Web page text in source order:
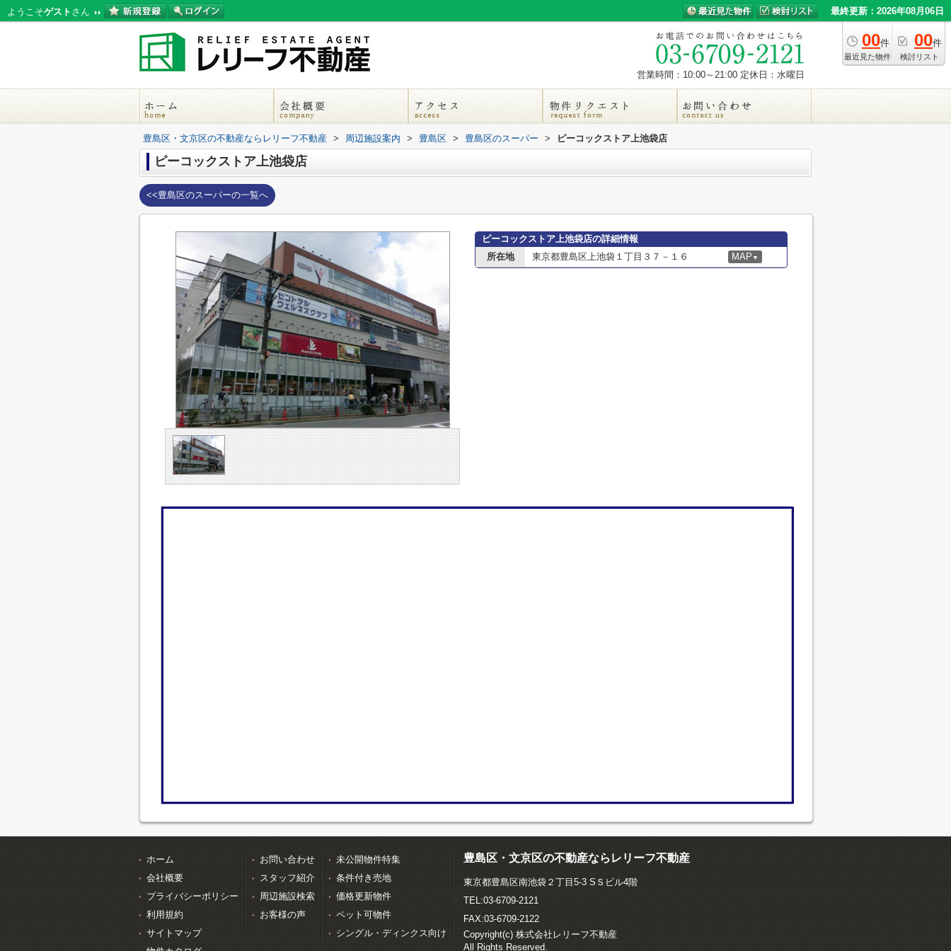
ようこそゲスト さん 最終更新：2026年08月06日
00件
最近見た物件
00件
検討リスト
営業時間：10:00～21:00 定休日：水曜日
豊島区・文京区の不動産ならレリーフ不動産 > 周辺施設案内 > 豊島区 > 豊島区のスーパー > ピーコックストア上池袋店
ピーコックストア上池袋店
<<豊島区のスーパーの一覧へ
ピーコックストア上池袋店の詳細情報
所在地
東京都豊島区上池袋１丁目３７－１６ MAP ▼
ホーム
会社概要
プライバシーポリシー
利用規約
サイトマップ
お問い合わせ
スタッフ紹介
周辺施設検索
お客様の声
未公開物件特集
条件付き売地
価格更新物件
ペット可物件
シングル・ディンクス向け
豊島区・文京区の不動産ならレリーフ不動産
東京都豊島区南池袋２丁目5-3 SＳビル4階
TEL:03-6709-2121
FAX:03-6709-2122
Copyright(c) 株式会社レリーフ不動産
All Rights Reserved.